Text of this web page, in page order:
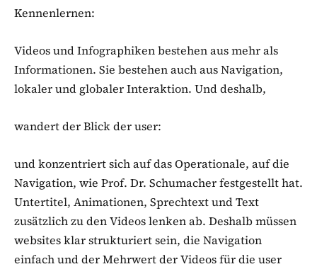
Kennenlernen:
Videos und Infographiken bestehen aus mehr als
Informationen. Sie bestehen auch aus Navigation,
lokaler und globaler Interaktion. Und deshalb,
wandert der Blick der user:
und konzentriert sich auf das Operationale, auf die
Navigation, wie Prof. Dr. Schumacher festgestellt hat.
Untertitel, Animationen, Sprechtext und Text
zusätzlich zu den Videos lenken ab. Deshalb müssen
websites klar strukturiert sein, die Navigation
einfach und der Mehrwert der Videos für die user